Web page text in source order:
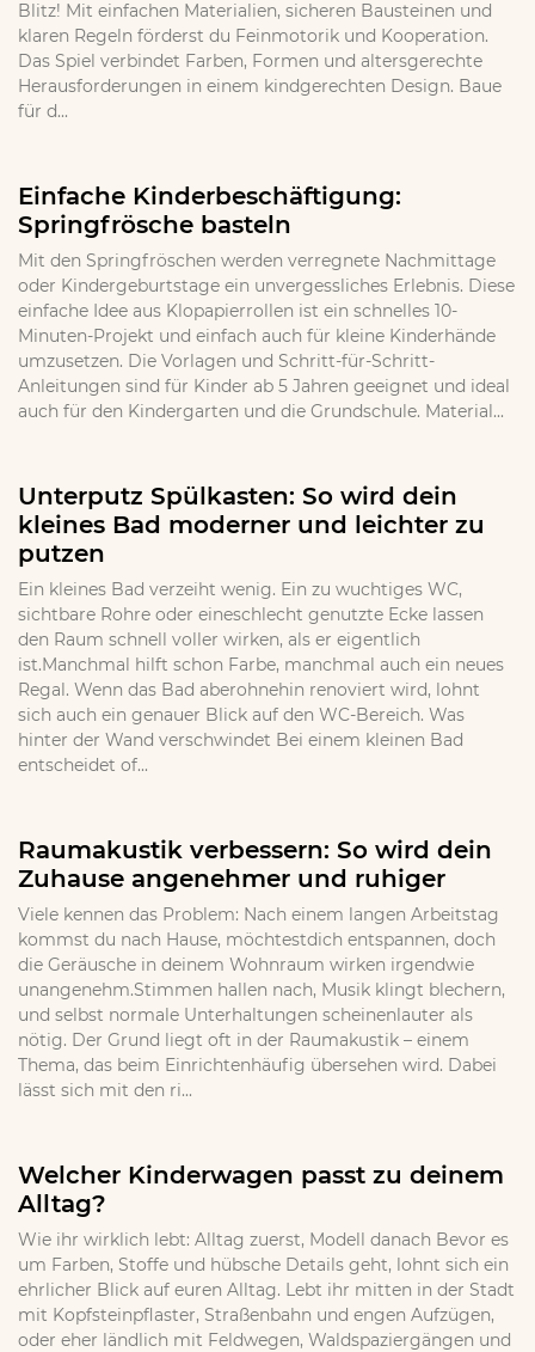
Blitz! Mit einfachen Materialien, sicheren Bausteinen und
klaren Regeln förderst du Feinmotorik und Kooperation.
Das Spiel verbindet Farben, Formen und altersgerechte
Herausforderungen in einem kindgerechten Design. Baue
für d...
Einfache Kinderbeschäftigung:
Springfrösche basteln
Mit den Springfröschen werden verregnete Nachmittage
oder Kindergeburtstage ein unvergessliches Erlebnis. Diese
einfache Idee aus Klopapierrollen ist ein schnelles 10-
Minuten-Projekt und einfach auch für kleine Kinderhände
umzusetzen. Die Vorlagen und Schritt-für-Schritt-
Anleitungen sind für Kinder ab 5 Jahren geeignet und ideal
auch für den Kindergarten und die Grundschule. Material...
Unterputz Spülkasten: So wird dein
kleines Bad moderner und leichter zu
putzen
Ein kleines Bad verzeiht wenig. Ein zu wuchtiges WC,
sichtbare Rohre oder eineschlecht genutzte Ecke lassen
den Raum schnell voller wirken, als er eigentlich
ist.Manchmal hilft schon Farbe, manchmal auch ein neues
Regal. Wenn das Bad aberohnehin renoviert wird, lohnt
sich auch ein genauer Blick auf den WC-Bereich. Was
hinter der Wand verschwindet Bei einem kleinen Bad
entscheidet of...
Raumakustik verbessern: So wird dein
Zuhause angenehmer und ruhiger
Viele kennen das Problem: Nach einem langen Arbeitstag
kommst du nach Hause, möchtestdich entspannen, doch
die Geräusche in deinem Wohnraum wirken irgendwie
unangenehm.Stimmen hallen nach, Musik klingt blechern,
und selbst normale Unterhaltungen scheinenlauter als
nötig. Der Grund liegt oft in der Raumakustik – einem
Thema, das beim Einrichtenhäufig übersehen wird. Dabei
lässt sich mit den ri...
Welcher Kinderwagen passt zu deinem
Alltag?
Wie ihr wirklich lebt: Alltag zuerst, Modell danach Bevor es
um Farben, Stoffe und hübsche Details geht, lohnt sich ein
ehrlicher Blick auf euren Alltag. Lebt ihr mitten in der Stadt
mit Kopfsteinpflaster, Straßenbahn und engen Aufzügen,
oder eher ländlich mit Feldwegen, Waldspaziergängen und